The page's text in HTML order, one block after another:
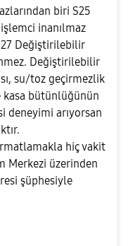
biri S25
inanılmaz
Değiştirilebilir
Değiştirilebilir
su/toz geçirmezlik
kasa bütünlüğünün
deneyimi arıyorsan
hiç vakit
Merkezi üzerinden
şüphesiyle